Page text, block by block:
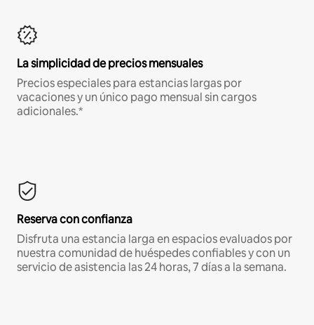
La simplicidad de precios mensuales
Precios especiales para estancias largas por
vacaciones y un único pago mensual sin cargos
adicionales.*
Reserva con confianza
Disfruta una estancia larga en espacios evaluados por
nuestra comunidad de huéspedes confiables y con un
servicio de asistencia las 24 horas, 7 días a la semana.